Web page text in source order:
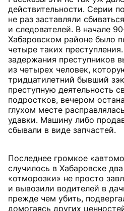
действительности. Серии
не раз заставляли
и следователей. В начале
Хабаровском районе было
четыре таких
задержания преступников
из четырех человек,
тридцатилетний бывший
преступную деятельность
подростков, вечером
глухом месте
удавки. Машину либо
сбывали в виде запчастей.
Последнее громкое
случилось в Хабаровске
«отморозки» не просто
и вывозили водителей в
прежде чем убить,
домогаясь других